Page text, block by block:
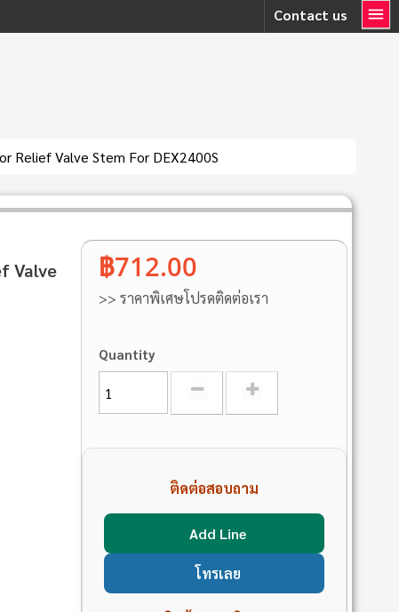
Contact us
Relief Valve Stem For DEX2400S
Valve
฿712.00
>> ราคาพิเศษโปรดติดต่อเรา
Quantity
ติดต่อสอบถาม
Add Line
โทรเลย